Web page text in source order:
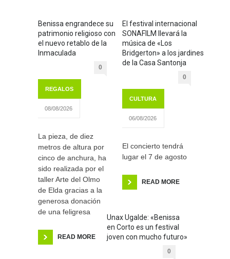
Benissa engrandece su
patrimonio religioso con
el nuevo retablo de la
Inmaculada
0
REGALOS
08/08/2026
La pieza, de diez
metros de altura por
cinco de anchura, ha
sido realizada por el
taller Arte del Olmo
de Elda gracias a la
generosa donación
de una feligresa
READ MORE
El festival internacional
SONAFILM llevará la
música de «Los
Bridgerton» a los jardines
de la Casa Santonja
0
CULTURA
06/08/2026
El concierto tendrá
lugar el 7 de agosto
READ MORE
Unax Ugalde: «Benissa
en Corto es un festival
joven con mucho futuro»
0